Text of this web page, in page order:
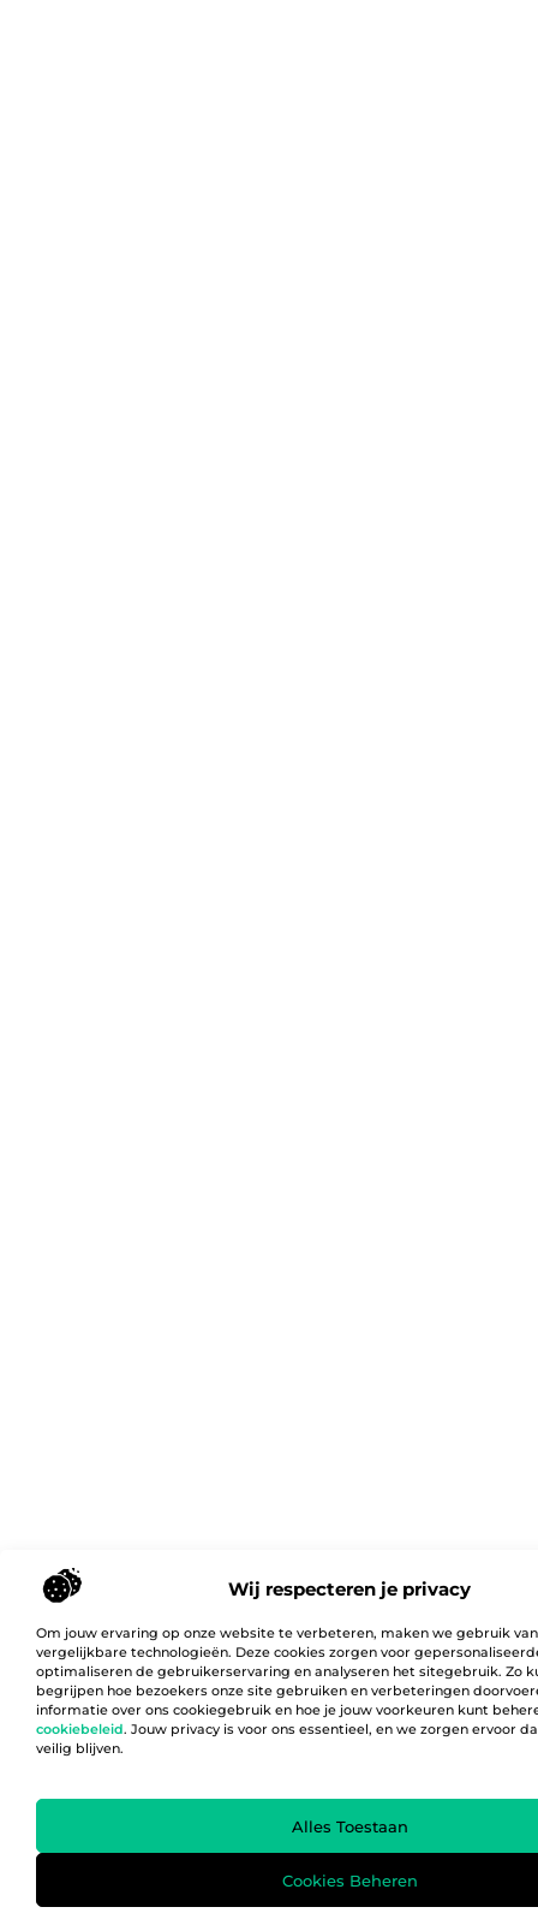
Wij respecteren je privacy
Om jouw ervaring op onze website te verbeteren, maken we gebruik
vergelijkbare technologieën. Deze cookies zorgen voor
optimaliseren de gebruikerservaring en analyseren het sitegebruik. Zo
begrijpen hoe bezoekers onze site gebruiken en verbeteringen
informatie over ons cookiegebruik en hoe je jouw voorkeuren kunt
cookiebeleid. Jouw privacy is voor ons essentieel, en we zorgen ervoor
veilig blijven.
Alles Toestaan
Cookies Beheren